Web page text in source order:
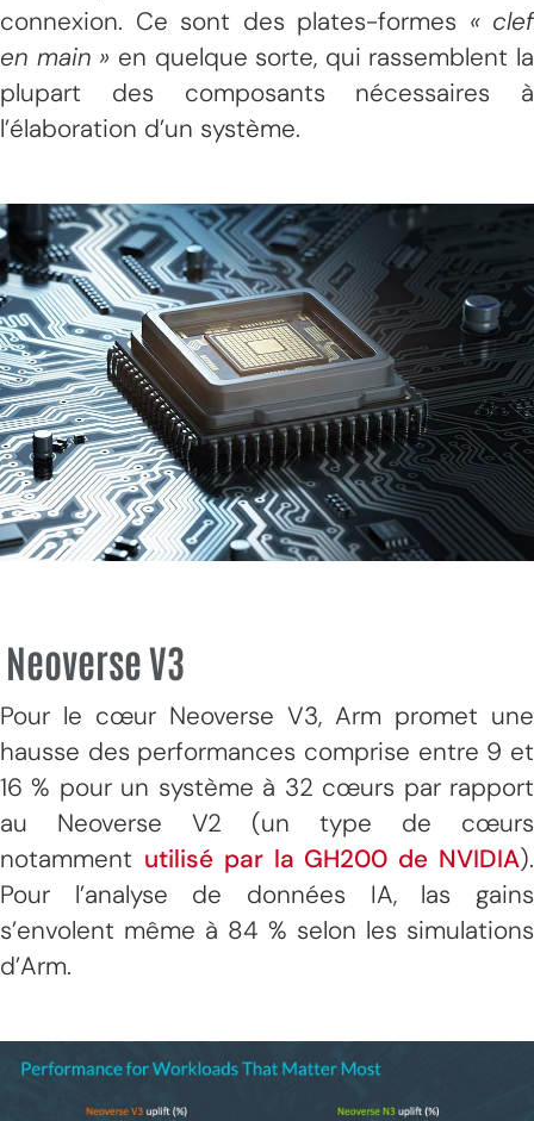
connexion. Ce sont des plates-formes « clef
en main » en quelque sorte, qui rassemblent la
plupart des composants nécessaires à
l’élaboration d’un système.
Neoverse V3
Pour le cœur Neoverse V3, Arm promet une
hausse des performances comprise entre 9 et
16 % pour un système à 32 cœurs par rapport
au Neoverse V2 (un type de cœurs
notamment utilisé par la GH200 de NVIDIA).
Pour l’analyse de données IA, las gains
s’envolent même à 84 % selon les simulations
d’Arm.